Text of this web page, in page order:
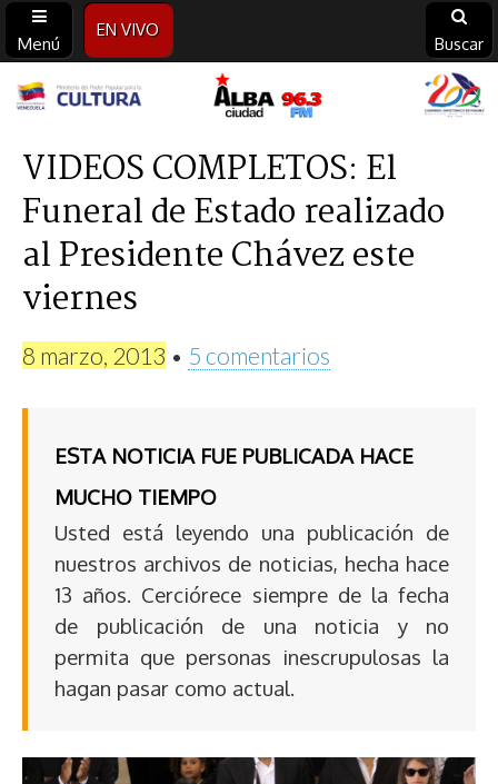
Menú
EN VIVO
Buscar
Alba
Ciudad
96.3
FM
VIDEOS COMPLETOS: El
Funeral de Estado realizado
al Presidente Chávez este
viernes
8 marzo, 2013 • 5 comentarios
ESTA NOTICIA FUE PUBLICADA HACE
MUCHO TIEMPO
Usted está leyendo una publicación de
nuestros archivos de noticias, hecha hace
13 años. Cerciórece siempre de la fecha
de publicación de una noticia y no
permita que personas inescrupulosas la
hagan pasar como actual.